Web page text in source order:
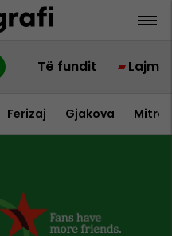
Të fundit Lajme
Ferizaj Gjakova